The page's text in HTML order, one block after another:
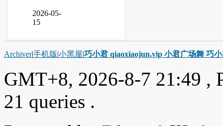
2026-05-
15
Archiver|手机版|小黑屋|巧小君 qiaoxiaojun.vip 小君广场舞 巧
GMT+8, 2026-8-7 21:49 ,
21 queries .